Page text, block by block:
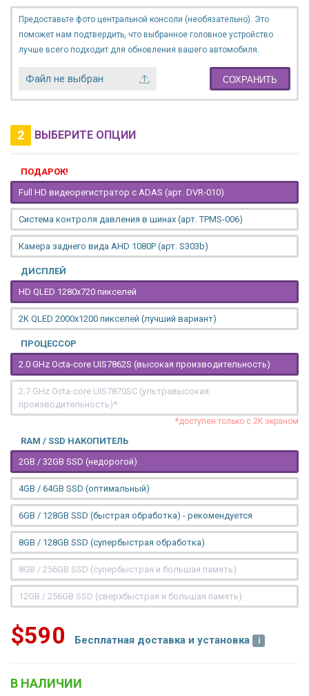
Предоставьте фото центральной консоли (необязательно). Это
поможет нам подтвердить, что выбранное головное устройство
лучше всего подходит для обновления вашего автомобиля.
Файл не выбран СОХРАНИТЬ
2 ВЫБЕРИТЕ ОПЦИИ
ПОДАРОК!
Full HD видеорегистратор с ADAS (арт. DVR-010)
Система контроля давления в шинах (арт. TPMS-006)
Камера заднего вида AHD 1080P (арт. S303b)
ДИСПЛЕЙ
HD QLED 1280x720 пикселей
2K QLED 2000х1200 пикселей (лучший вариант)
ПРОЦЕССОР
2.0 GHz Octa-core UIS7862S (высокая производительность)
2.7 GHz Octa-core UIS7870SC (ультравысокая
производительность)*
*доступен только с 2K экраном
RAM / SSD НАКОПИТЕЛЬ
2GB / 32GB SSD (недорогой)
4GB / 64GB SSD (оптимальный)
6GB / 128GB SSD (быстрая обработка) - рекомендуется
8GB / 128GB SSD (супербыстрая обработка)
8GB / 256GB SSD (супербыстрая и большая память)
12GB / 256GB SSD (сверхбыстрая и большая память)
$590 Бесплатная доставка и установка
В НАЛИЧИИ